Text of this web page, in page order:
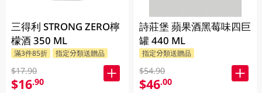
三得利 STRONG ZERO檸
檬酒 350 ML
滿3件85折 指定分類送贈品
$17.90
$16.90
詩莊堡 蘋果酒黑莓味四巨
罐 440 ML
指定分類送贈品
$54.90
$46.00